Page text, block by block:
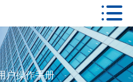

户操作手册